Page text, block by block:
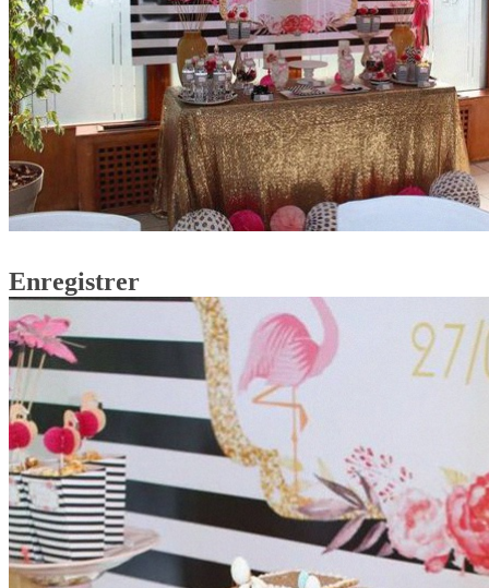
Enregistrer